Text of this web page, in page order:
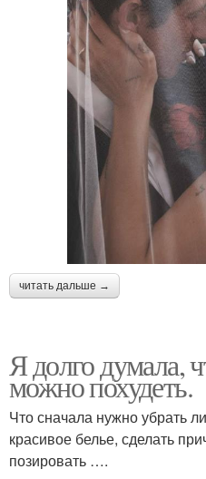
читать дальше →
Я долго думала,
можно похудеть.
Что сначала нужно убрать
красивое белье, сделать
позировать ….